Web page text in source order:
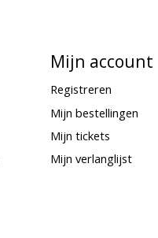
Mijn account
Registreren
Mijn bestellingen
Mijn tickets
Mijn verlanglijst